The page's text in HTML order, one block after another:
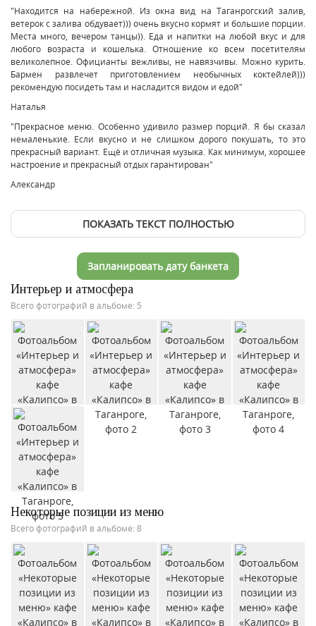
"Находится на набережной. Из окна вид на Таганрогский залив,
ветерок с залива обдувает))) очень вкусно кормят и большие порции.
Места много, вечером танцы)). Еда и напитки на любой вкус и для
любого возраста и кошелька. Отношение ко всем посетителям
великолепное. Официанты вежливы, не навязчивы. Можно курить.
Бармен развлечет приготовлением необычных коктейлей)))
рекомендую посидеть там и насладится видом и едой"
Наталья
"Прекрасное меню. Особенно удивило размер порций. Я бы сказал
немаленькие. Если вкусно и не слишком дорого покушать, то это
прекрасный вариант. Ещё и отличная музыка. Как минимум, хорошее
настроение и прекрасный отдых гарантирован"
Александр
ПОКАЗАТЬ ТЕКСТ ПОЛНОСТЬЮ
Запланировать дату банкета
Интерьер и атмосфера
Всего фотографий в альбоме: 5
Некоторые позиции из меню
Всего фотографий в альбоме: 8